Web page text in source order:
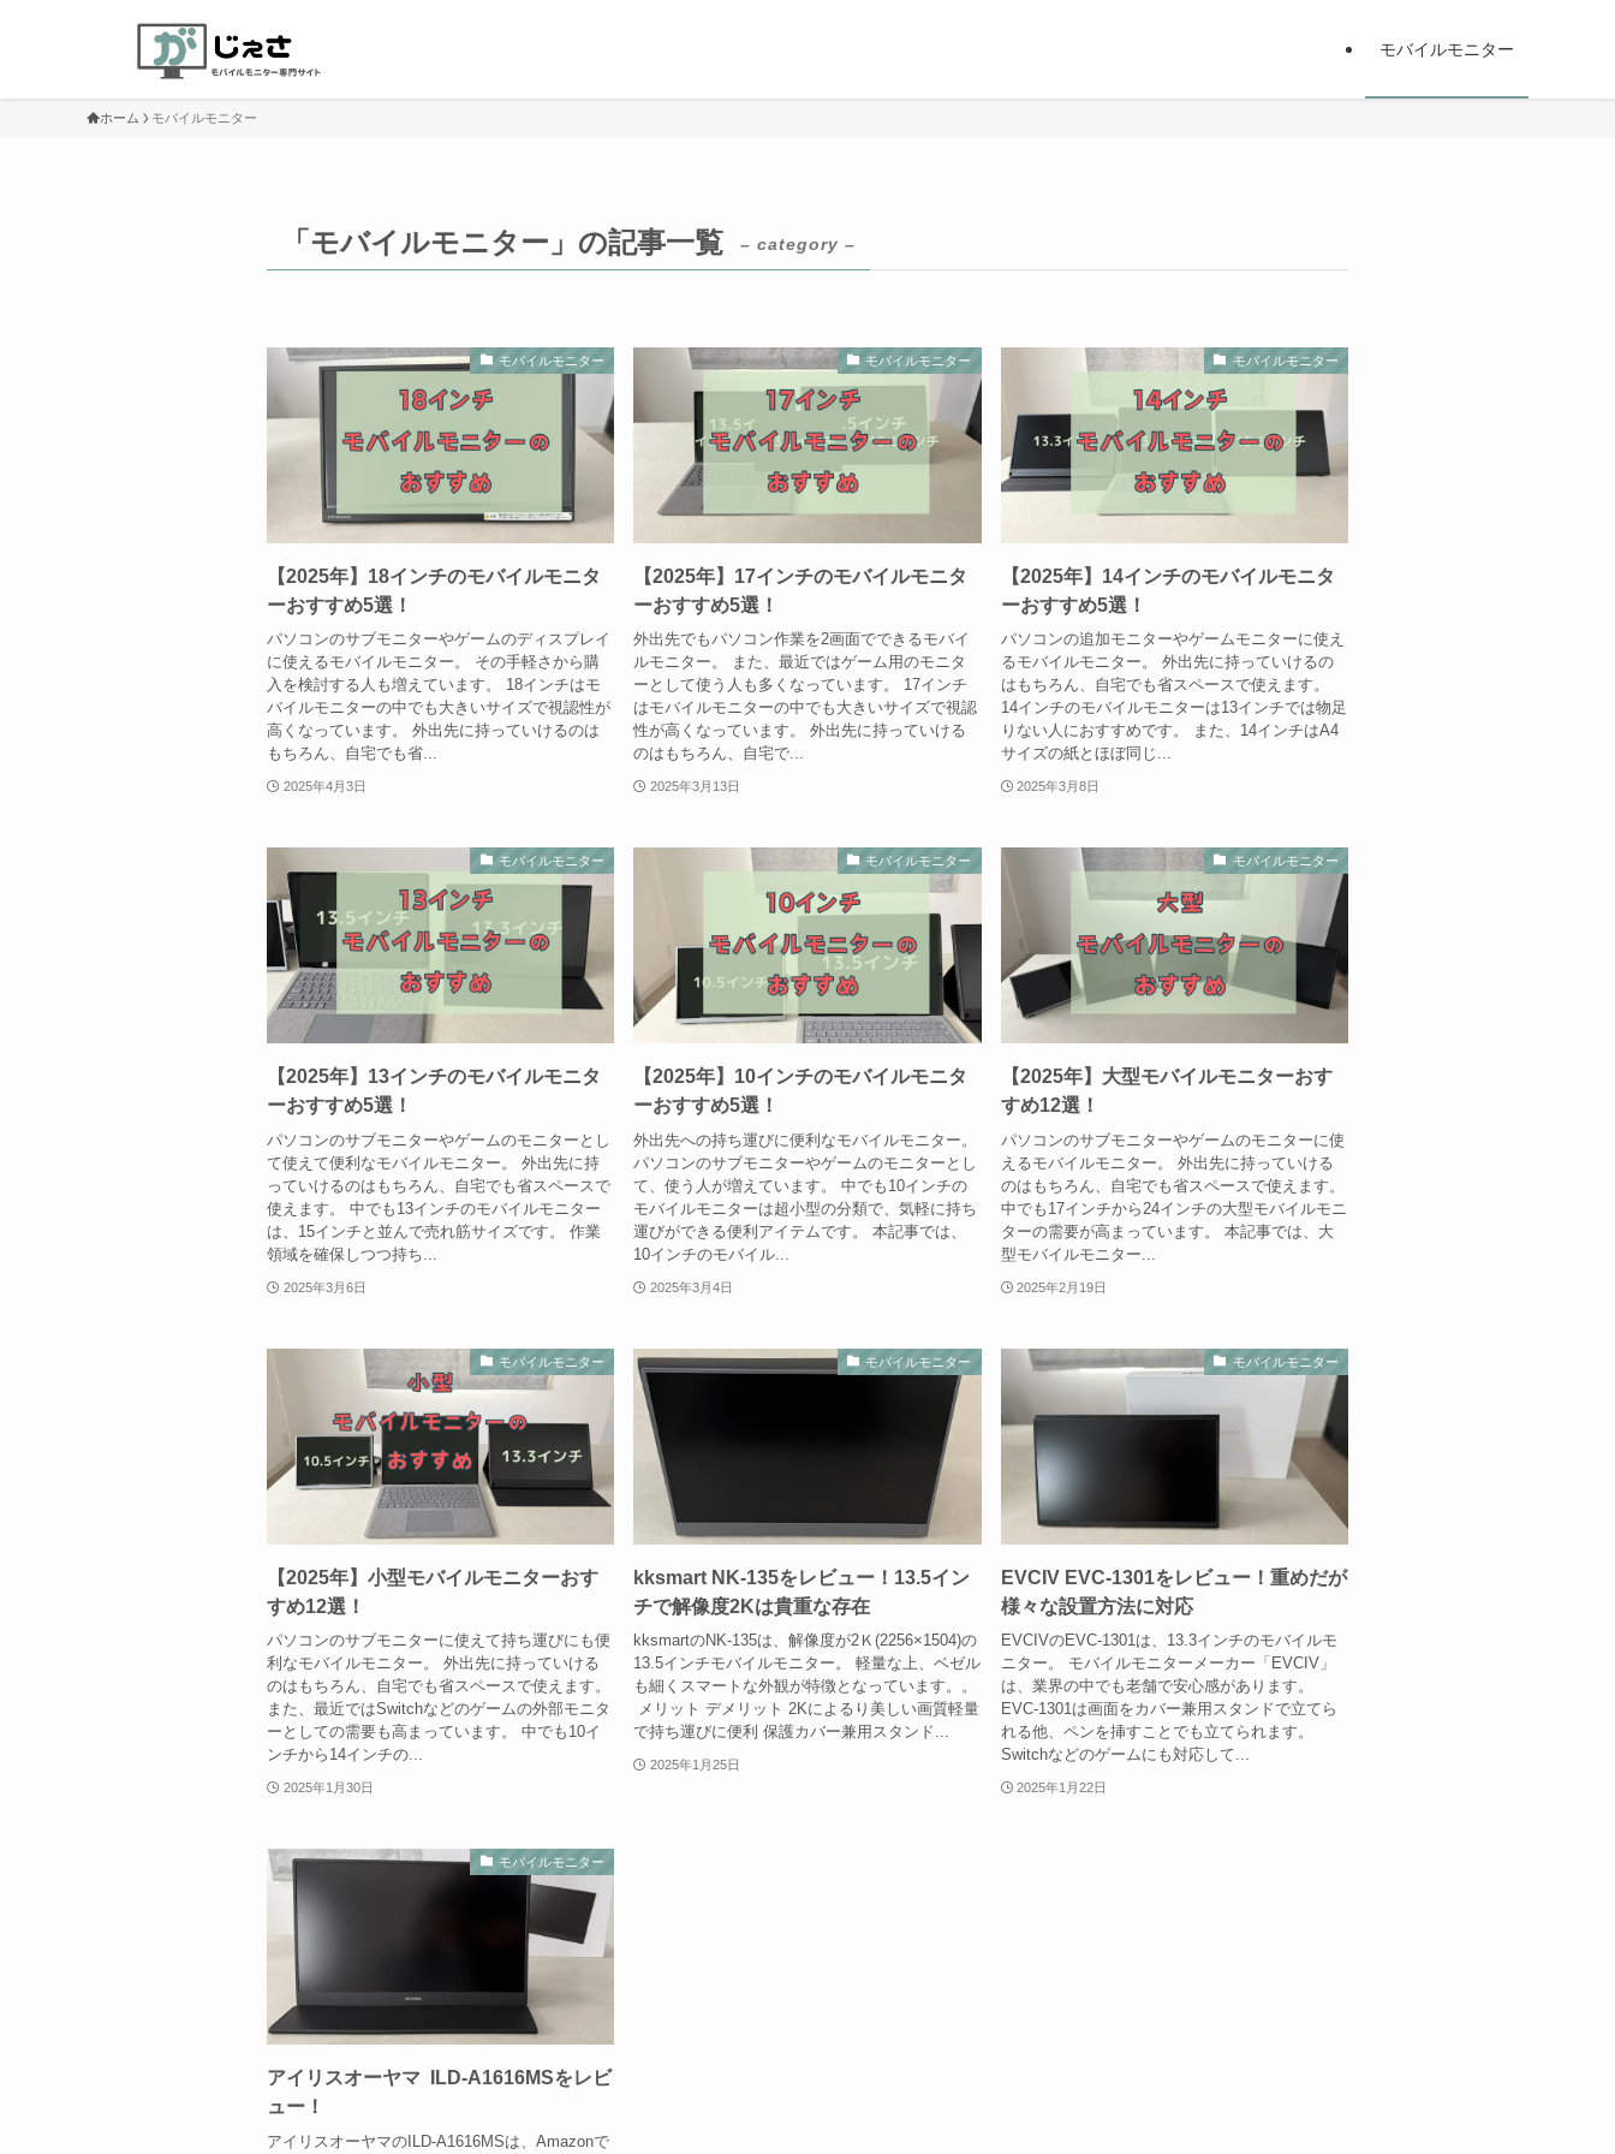
モバイルモニター
ホーム モバイルモニター
「モバイルモニター」の記事一覧 – category –
モバイルモニター
【2025年】18インチのモバイルモニタ
ーおすすめ5選！
パソコンのサブモニターやゲームのディスプレイ
に使えるモバイルモニター。 その手軽さから購
入を検討する人も増えています。 18インチはモ
バイルモニターの中でも大きいサイズで視認性が
高くなっています。 外出先に持っていけるのは
もちろん、自宅でも省...
2025年4月3日
モバイルモニター
【2025年】17インチのモバイルモニタ
ーおすすめ5選！
外出先でもパソコン作業を2画面でできるモバイ
ルモニター。 また、最近ではゲーム用のモニタ
ーとして使う人も多くなっています。 17インチ
はモバイルモニターの中でも大きいサイズで視認
性が高くなっています。 外出先に持っていける
のはもちろん、自宅で...
2025年3月13日
モバイルモニター
【2025年】14インチのモバイルモニタ
ーおすすめ5選！
パソコンの追加モニターやゲームモニターに使え
るモバイルモニター。 外出先に持っていけるの
はもちろん、自宅でも省スペースで使えます。
14インチのモバイルモニターは13インチでは物足
りない人におすすめです。 また、14インチはA4
サイズの紙とほぼ同じ...
2025年3月8日
モバイルモニター
【2025年】13インチのモバイルモニタ
ーおすすめ5選！
パソコンのサブモニターやゲームのモニターとし
て使えて便利なモバイルモニター。 外出先に持
っていけるのはもちろん、自宅でも省スペースで
使えます。 中でも13インチのモバイルモニター
は、15インチと並んで売れ筋サイズです。 作業
領域を確保しつつ持ち...
2025年3月6日
モバイルモニター
【2025年】10インチのモバイルモニタ
ーおすすめ5選！
外出先への持ち運びに便利なモバイルモニター。
パソコンのサブモニターやゲームのモニターとし
て、使う人が増えています。 中でも10インチの
モバイルモニターは超小型の分類で、気軽に持ち
運びができる便利アイテムです。 本記事では、
10インチのモバイル...
2025年3月4日
モバイルモニター
【2025年】大型モバイルモニターおす
すめ12選！
パソコンのサブモニターやゲームのモニターに使
えるモバイルモニター。 外出先に持っていける
のはもちろん、自宅でも省スペースで使えます。
中でも17インチから24インチの大型モバイルモニ
ターの需要が高まっています。 本記事では、大
型モバイルモニター...
2025年2月19日
モバイルモニター
【2025年】小型モバイルモニターおす
すめ12選！
パソコンのサブモニターに使えて持ち運びにも便
利なモバイルモニター。 外出先に持っていける
のはもちろん、自宅でも省スペースで使えます。
また、最近ではSwitchなどのゲームの外部モニタ
ーとしての需要も高まっています。 中でも10イ
ンチから14インチの...
2025年1月30日
モバイルモニター
kksmart NK-135をレビュー！13.5イン
チで解像度2Kは貴重な存在
kksmartのNK-135は、解像度が2Ｋ(2256×1504)の
13.5インチモバイルモニター。 軽量な上、ベゼル
も細くスマートな外観が特徴となっています。。
メリット デメリット 2Kによるり美しい画質軽量
で持ち運びに便利 保護カバー兼用スタンド...
2025年1月25日
モバイルモニター
EVCIV EVC-1301をレビュー！重めだが
様々な設置方法に対応
EVCIVのEVC-1301は、13.3インチのモバイルモ
ニター。 モバイルモニターメーカー「EVCIV」
は、業界の中でも老舗で安心感があります。
EVC-1301は画面をカバー兼用スタンドで立てら
れる他、ペンを挿すことでも立てられます。
Switchなどのゲームにも対応して...
2025年1月22日
モバイルモニター
アイリスオーヤマ ILD-A1616MSをレビ
ュー！
アイリスオーヤマのILD-A1616MSは、Amazonで